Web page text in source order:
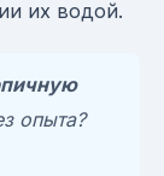
их водой.
опыта?